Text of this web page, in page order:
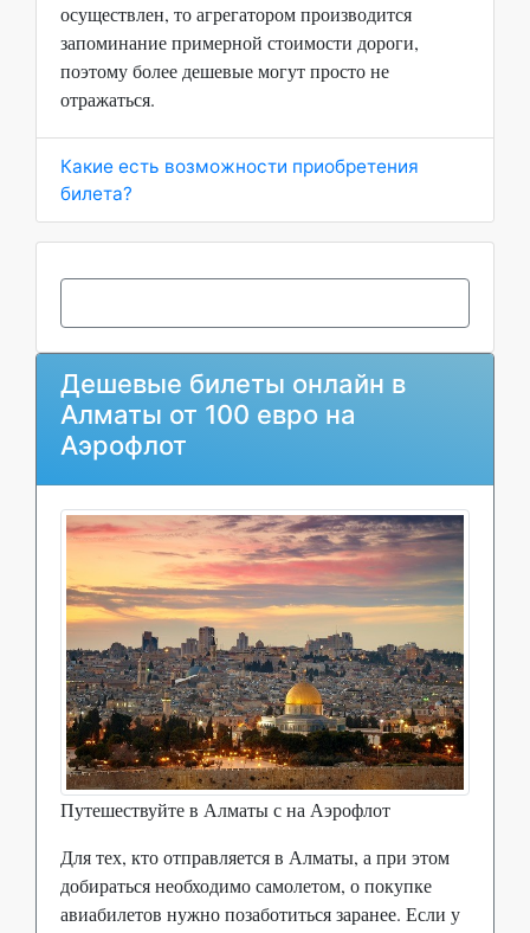
осуществлен, то агрегатором производится
запоминание примерной стоимости дороги,
поэтому более дешевые могут просто не
отражаться.
Какие есть возможности приобретения
билета?
Дешевые билеты онлайн в
Алматы от 100 евро на
Аэрофлот
Путешествуйте в Алматы с на Аэрофлот
Для тех, кто отправляется в Алматы, а при этом
добираться необходимо самолетом, о покупке
авиабилетов нужно позаботиться заранее. Если у